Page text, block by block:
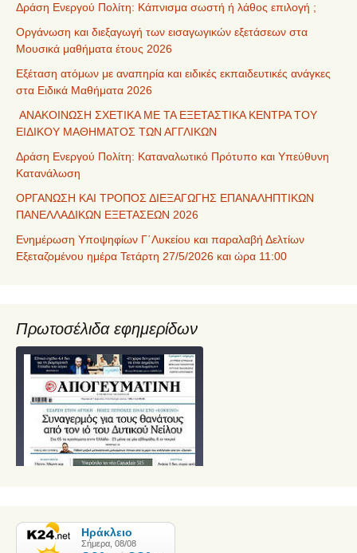
Δράση Ενεργού Πολίτη: Κάπνισμα σωστή ή λάθος επιλογή ;
Οργάνωση και διεξαγωγή των εισαγωγικών εξετάσεων στα
Μουσικά μαθήματα έτους 2026
Εξέταση ατόμων με αναπηρία και ειδικές εκπαιδευτικές ανάγκες
στα Ειδικά Μαθήματα 2026
ΑΝΑΚΟΙΝΩΣΗ ΣΧΕΤΙΚΑ ΜΕ ΤΑ ΕΞΕΤΑΣΤΙΚΑ ΚΕΝΤΡΑ ΤΟΥ
ΕΙΔΙΚΟΥ ΜΑΘΗΜΑΤΟΣ ΤΩΝ ΑΓΓΛΙΚΩΝ
Δράση Ενεργού Πολίτη: Καταναλωτικό Πρότυπο και Υπεύθυνη
Κατανάλωση
ΟΡΓΑΝΩΣΗ ΚΑΙ ΤΡΟΠΟΣ ΔΙΕΞΑΓΩΓΗΣ ΕΠΑΝΑΛΗΠΤΙΚΩΝ
ΠΑΝΕΛΛΑΔΙΚΩΝ ΕΞΕΤΑΣΕΩΝ 2026
Ενημέρωση Υποψηφίων Γ΄Λυκείου και παραλαβή Δελτίων
Εξεταζομένου ημέρα Τετάρτη 27/5/2026 και ώρα 11:00
Πρωτοσέλιδα εφημερίδων